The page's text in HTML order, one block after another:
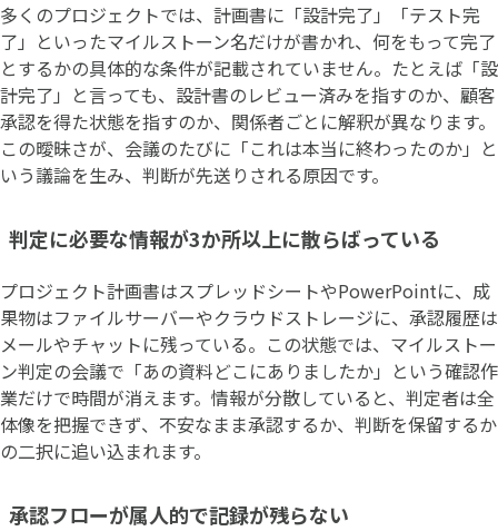
多くのプロジェクトでは、計画書に「設計完了」「テスト完
了」といったマイルストーン名だけが書かれ、何をもって完了
とするかの具体的な条件が記載されていません。たとえば「設
計完了」と言っても、設計書のレビュー済みを指すのか、顧客
承認を得た状態を指すのか、関係者ごとに解釈が異なります。
この曖昧さが、会議のたびに「これは本当に終わったのか」と
いう議論を生み、判断が先送りされる原因です。
判定に必要な情報が3か所以上に散らばっている
プロジェクト計画書はスプレッドシートやPowerPointに、成
果物はファイルサーバーやクラウドストレージに、承認履歴は
メールやチャットに残っている。この状態では、マイルストー
ン判定の会議で「あの資料どこにありましたか」という確認作
業だけで時間が消えます。情報が分散していると、判定者は全
体像を把握できず、不安なまま承認するか、判断を保留するか
の二択に追い込まれます。
承認フローが属人的で記録が残らない